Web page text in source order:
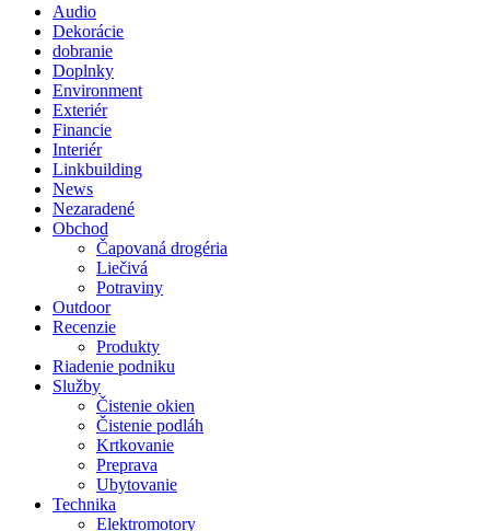
Audio
Dekorácie
dobranie
Doplnky
Environment
Exteriér
Financie
Interiér
Linkbuilding
News
Nezaradené
Obchod
Čapovaná drogéria
Liečivá
Potraviny
Outdoor
Recenzie
Produkty
Riadenie podniku
Služby
Čistenie okien
Čistenie podláh
Krtkovanie
Preprava
Ubytovanie
Technika
Elektromotory